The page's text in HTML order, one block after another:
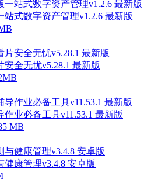
式数字资产管理v1.2.6 最新版
全无忧v5.28.1 最新版
业必备工具v11.53.1 最新版
MB
康管理v3.4.8 安卓版